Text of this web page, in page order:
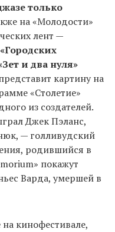
только
на «Молодости»
лент —
«Городских
и два нуля»
картину на
«Столетие»
из создателей.
Джек Пэланс,
— голливудский
родившийся в
покажут
Варда, умершей в
кинофестивале,